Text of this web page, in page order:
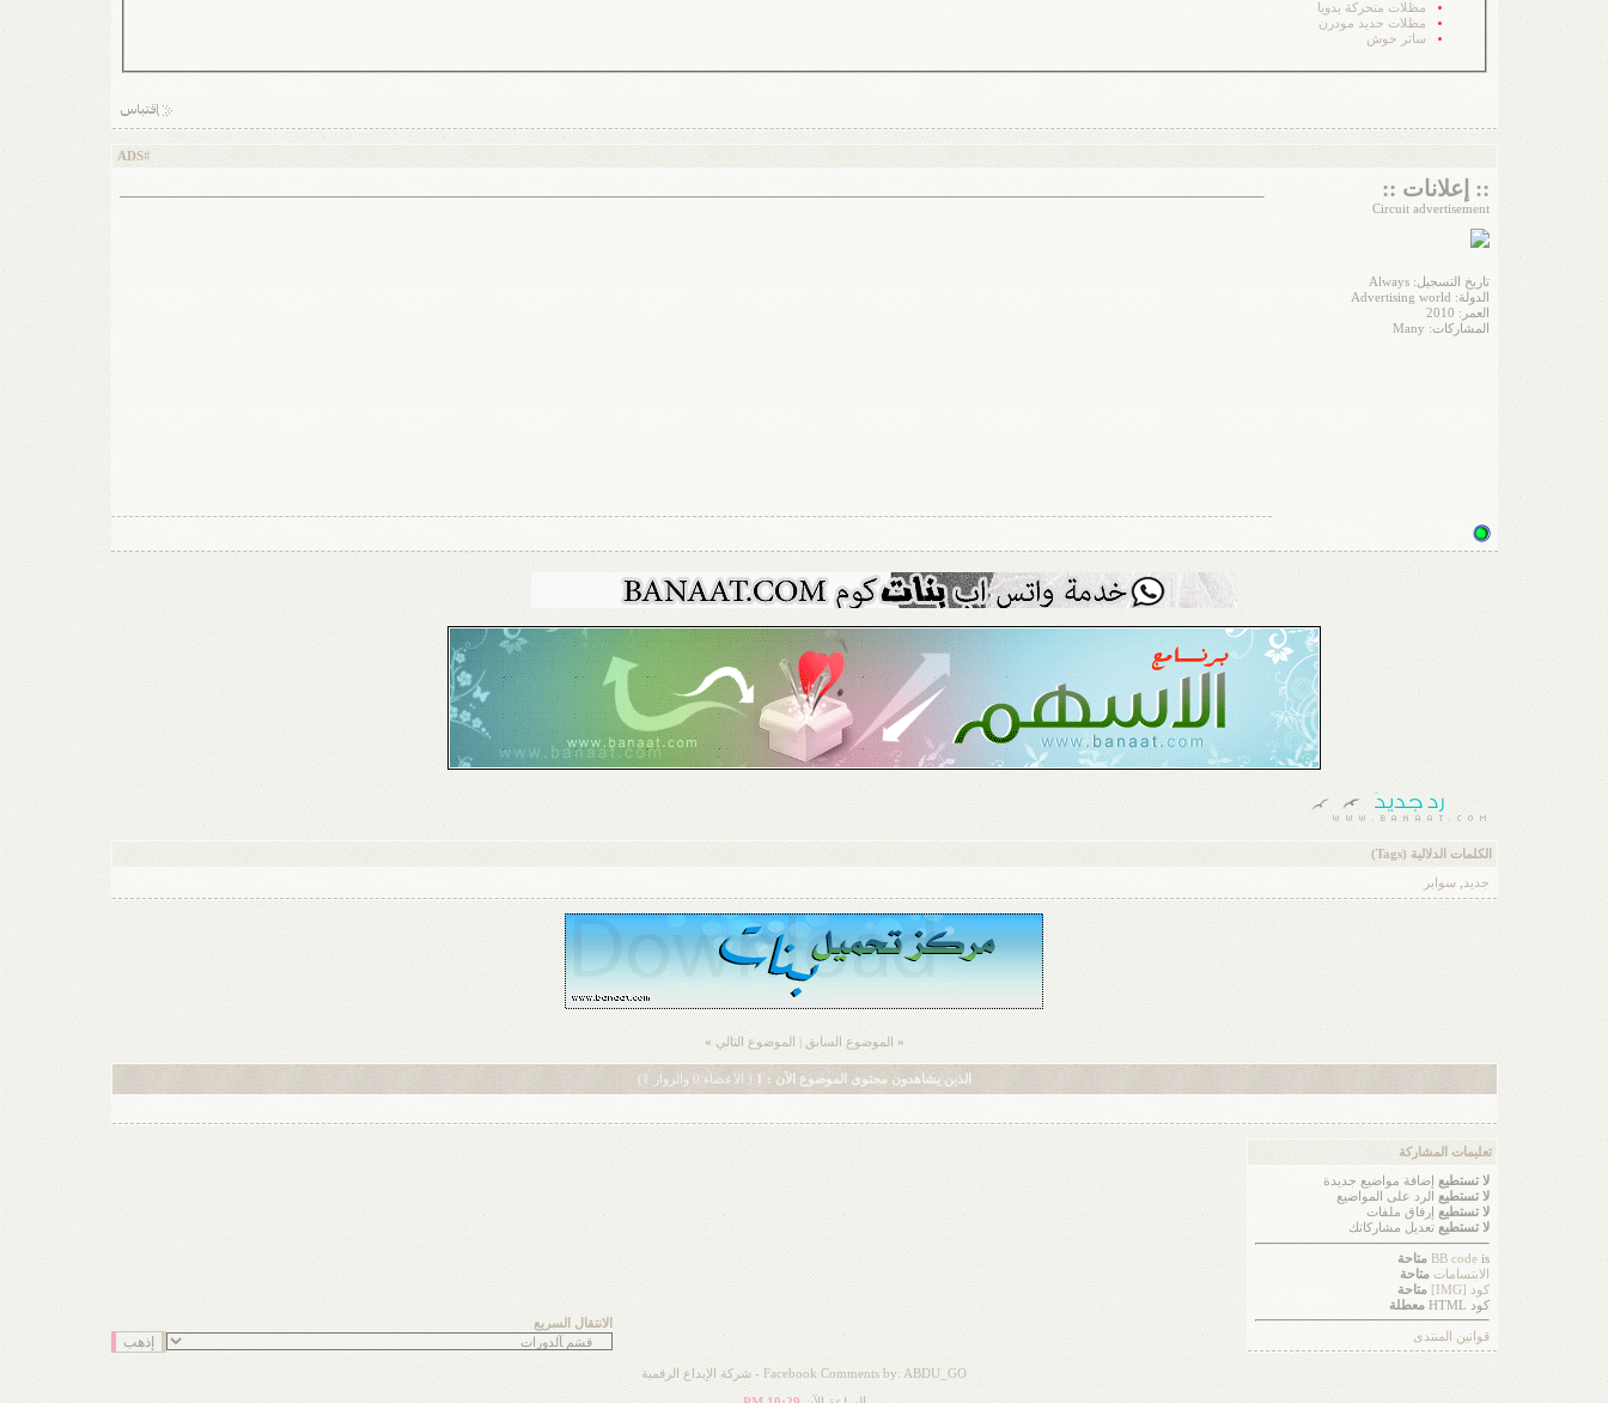
مظلات متحركة يدويا
مظلات حديد مودرن
ساتر حوش
#
ADS
:: إعلانات ::
Circuit advertisement
تاريخ التسجيل: Always
الدولة: Advertising world
العمر: 2010
المشاركات: Many
الكلمات الدلالية (Tags)
جديد ,سوابر
« الموضوع السابق الموضوع التالي »
الذين يشاهدون محتوى الموضوع الآن : 1 ( الأعضاء 0 والزوار 1)
تعليمات المشاركة
لا تستطيع إضافة مواضيع جديدة
لا تستطيع الرد على المواضيع
لا تستطيع إرفاق ملفات
لا تستطيع تعديل مشاركاتك
BB codeis
متاحة
الابتسامات متاحة
كود [IMG]
متاحة
كود HTML
معطلة
قوانين المنتدى
الانتقال السريع
Facebook Comments by: ABDU_GO - شركة الإبداع الرقمية